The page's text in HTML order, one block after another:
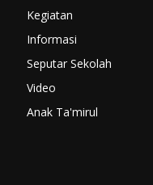
Kegiatan
Informasi
Seputar Sekolah
Video
Anak Ta'mirul